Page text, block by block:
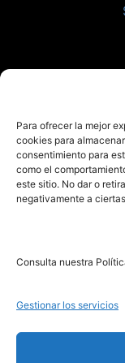
Para ofrecer la mejor
cookies para
consentimiento para
como el
este sitio. No dar o
negativamente a
Consulta nuestra
Gestionar los servicios